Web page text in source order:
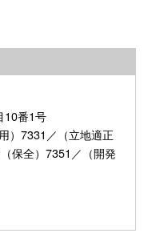
10番1号
）7331／（立地適正
保全）7351／（開発